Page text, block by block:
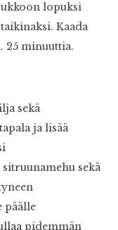
lopuksi
Kaada
25 minuuttia.
sekä
ja lisää
sekä
päälle
pidemmän